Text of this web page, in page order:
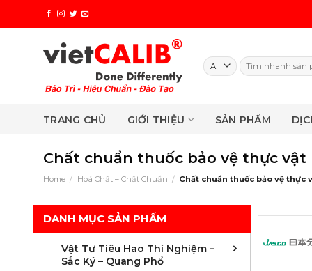
content
Search
for:
TRANG CHỦ GIỚI THIỆU SẢN PHẨM
Chất chuẩn thuốc bảo vệ thực vật
Home / Hoá Chất – Chất Chuẩn / Chất chuẩn thuốc bảo vệ thực
DANH MỤC SẢN PHẨM
Vật Tư Tiêu Hao Thí Nghiệm –
Sắc Ký – Quang Phổ
Chuẩn bị
Cột sắc ký
Màng lọc
Vật tư phụ
Vật tư sắc
Vật tư sắc
Vật tư tiêu
Vật tư tiêu
Vật tư tiêu
Vật tư tiêu
Vật tư tiêu
Vật tư tiêu